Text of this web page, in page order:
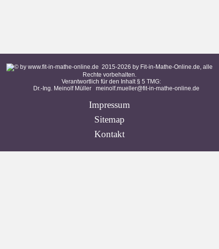
2015-2026 by Fit-in-Mathe-Online.de, alle
Rechte vorbehalten.
Verantwortlich für den Inhalt § 5 TMG:
Dr.-Ing. Meinolf Müller meinolf.mueller@fit-in-mathe-online.de
Impressum
Sitemap
Kontakt